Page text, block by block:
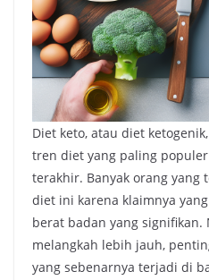
Diet keto, atau diet
tren diet yang paling
terakhir. Banyak orang yang
diet ini karena klaimnya
berat badan yang signifikan.
melangkah lebih jauh,
yang sebenarnya terjadi di